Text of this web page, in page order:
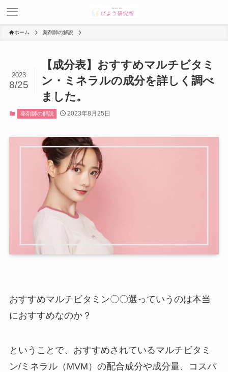
ホーム 薬剤師の解説
【成分表】おすすめマルチビタミ
ン・ミネラルの成分を詳しく調べ
ました。
2023
8/25
薬剤師の解説 2023年8月25日
おすすめマルチビタミン〇〇選っていうのは本当
におすすめなのか？
ということで、おすすめされているマルチビタミ
ン/ミネラル（MVM）の配合成分や成分量、コスパ